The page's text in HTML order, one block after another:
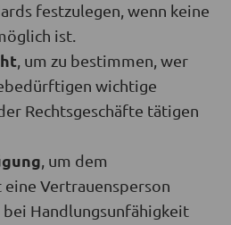
festzulegen, wenn keine
ist.
, um zu bestimmen, wer
wichtige
Rechtsgeschäfte tätigen
, um dem
Vertrauensperson
bei Handlungsunfähigkeit